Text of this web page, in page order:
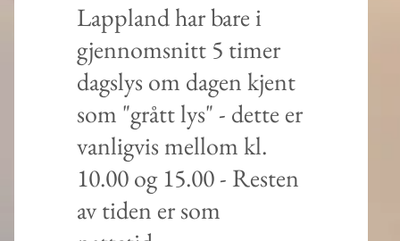
Lappland har bare i
gjennomsnitt 5 timer
dagslys om dagen kjent
som "grått lys" - dette er
vanligvis mellom kl.
10.00 og 15.00 - Resten
av tiden er som